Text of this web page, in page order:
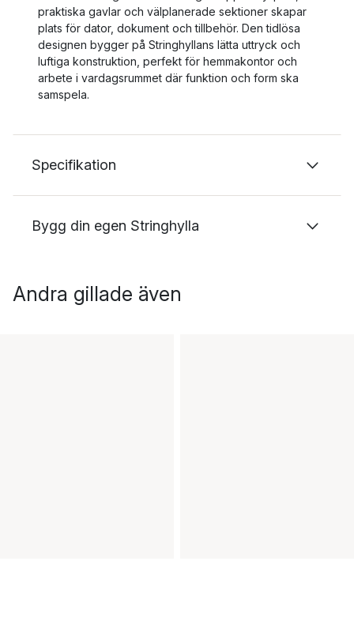
praktiska gavlar och välplanerade sektioner skapar
plats för dator, dokument och tillbehör. Den tidlösa
designen bygger på Stringhyllans lätta uttryck och
luftiga konstruktion, perfekt för hemmakontor och
arbete i vardagsrummet där funktion och form ska
samspela.
Specifikation
Bygg din egen Stringhylla
Andra gillade även